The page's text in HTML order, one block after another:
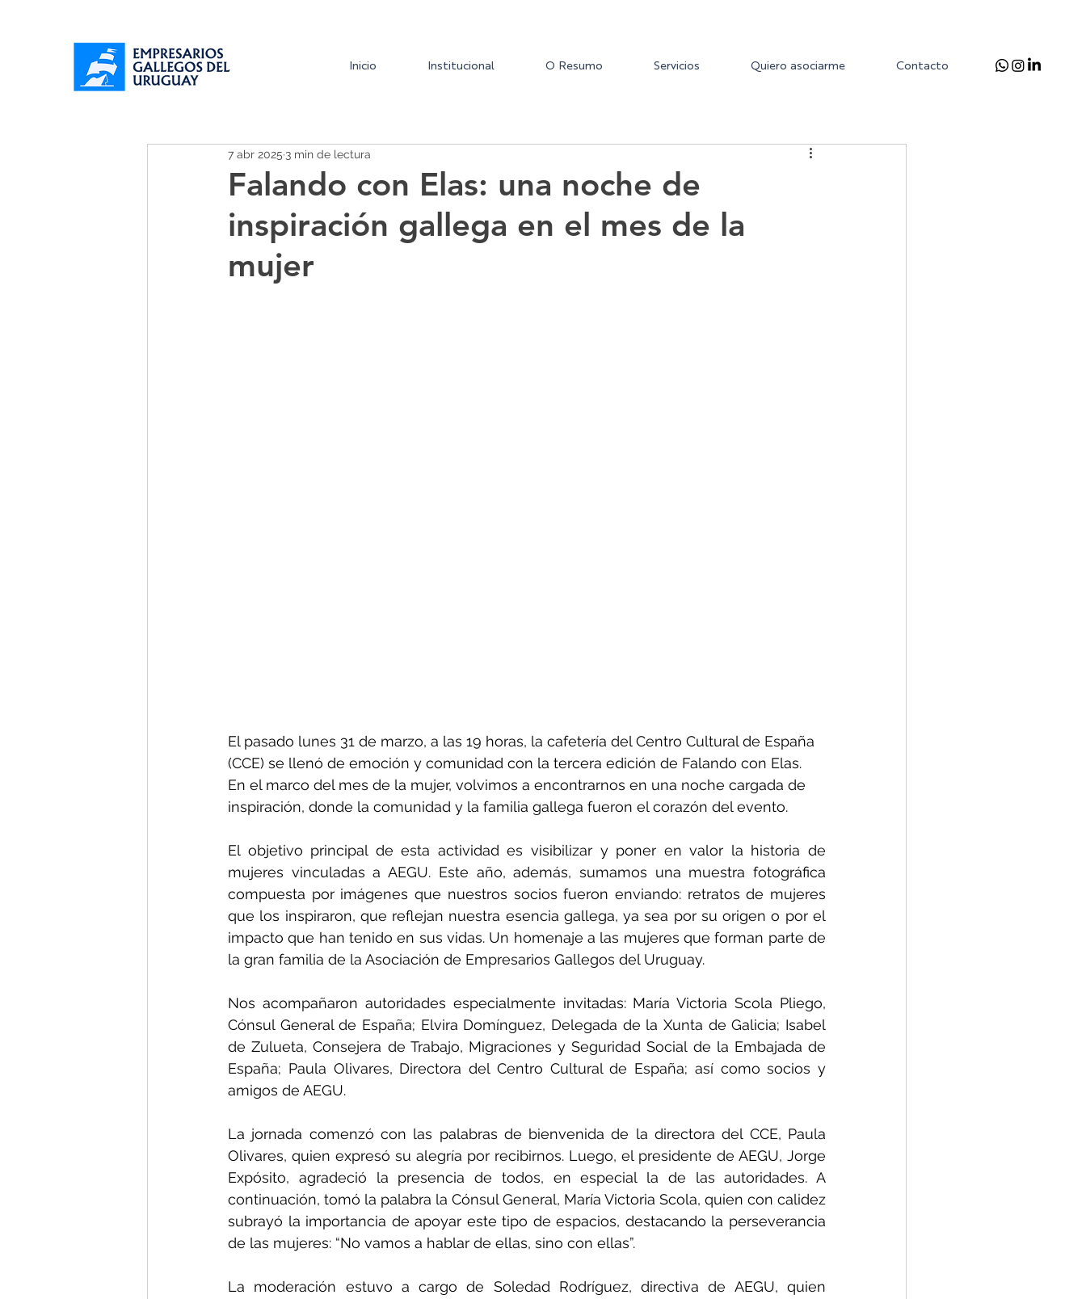
Inicio Institucional O Resumo Servicios Quiero asociarme Contacto
Falando con Elas: una noche de
inspiración gallega en el mes de la
mujer
7 abr 2025 3 min de lectura
El pasado lunes 31 de marzo, a las 19 horas, la cafetería del Centro Cultural de España
(CCE) se llenó de emoción y comunidad con la tercera edición de Falando con Elas.
En el marco del mes de la mujer, volvimos a encontrarnos en una noche cargada de
inspiración, donde la comunidad y la familia gallega fueron el corazón del evento.
El objetivo principal de esta actividad es visibilizar y poner en valor la historia de
mujeres vinculadas a AEGU. Este año, además, sumamos una muestra fotográfica
compuesta por imágenes que nuestros socios fueron enviando: retratos de mujeres
que los inspiraron, que reflejan nuestra esencia gallega, ya sea por su origen o por el
impacto que han tenido en sus vidas. Un homenaje a las mujeres que forman parte de
la gran familia de la Asociación de Empresarios Gallegos del Uruguay.
Nos acompañaron autoridades especialmente invitadas: María Victoria Scola Pliego,
Cónsul General de España; Elvira Domínguez, Delegada de la Xunta de Galicia; Isabel
de Zulueta, Consejera de Trabajo, Migraciones y Seguridad Social de la Embajada de
España; Paula Olivares, Directora del Centro Cultural de España; así como socios y
amigos de AEGU.
La jornada comenzó con las palabras de bienvenida de la directora del CCE, Paula
Olivares, quien expresó su alegría por recibirnos. Luego, el presidente de AEGU, Jorge
Expósito, agradeció la presencia de todos, en especial la de las autoridades. A
continuación, tomó la palabra la Cónsul General, María Victoria Scola, quien con calidez
subrayó la importancia de apoyar este tipo de espacios, destacando la perseverancia
de las mujeres: “No vamos a hablar de ellas, sino con ellas”.
La moderación estuvo a cargo de Soledad Rodríguez, directiva de AEGU, quien